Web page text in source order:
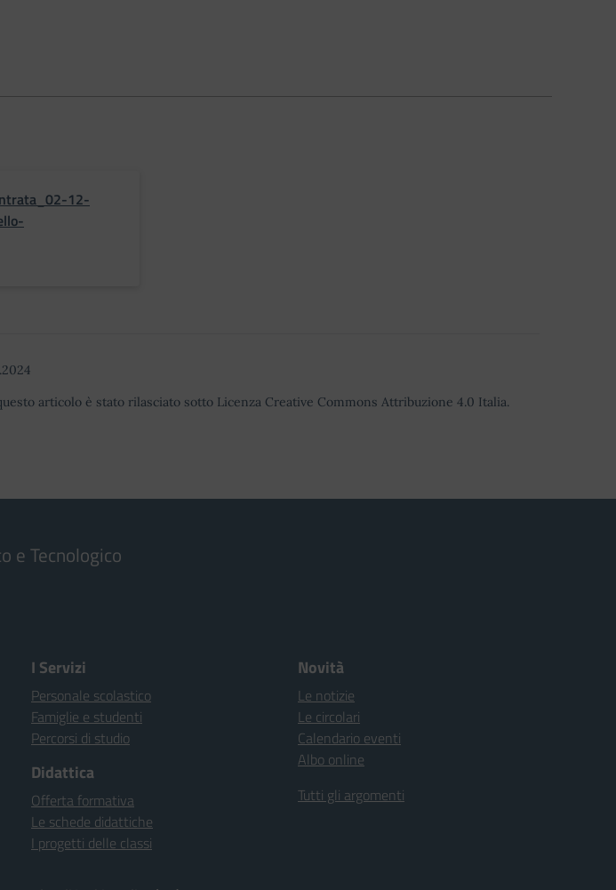
12-
articolo è stato rilasciato sotto Licenza Creative Commons Attribuzione 4.0 Italia.
e Tecnologico
I Servizi
Personale scolastico
Famiglie e studenti
Percorsi di studio
Didattica
Offerta formativa
Le schede didattiche
I progetti delle classi
Novità
Le notizie
Le circolari
Calendario eventi
Albo online
Tutti gli argomenti